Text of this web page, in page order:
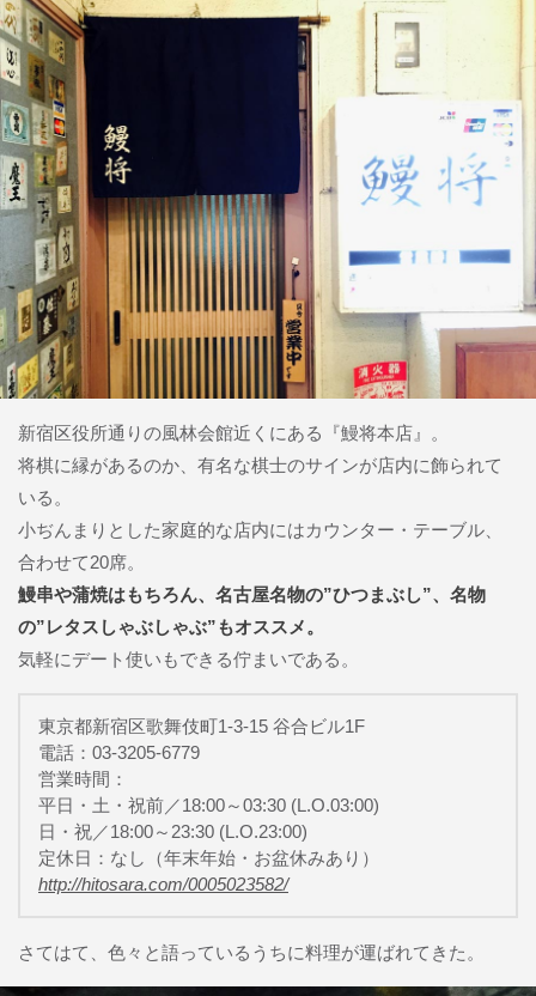
新宿区役所通りの風林会館近くにある『鰻将本店』。
将棋に縁があるのか、有名な棋士のサインが店内に飾られて
いる。
小ぢんまりとした家庭的な店内にはカウンター・テーブル、
合わせて20席。
鰻串や蒲焼はもちろん、名古屋名物の”ひつまぶし”、名物
の”レタスしゃぶしゃぶ”もオススメ。
気軽にデート使いもできる佇まいである。
東京都新宿区歌舞伎町1-3-15 谷合ビル1F
電話：03-3205-6779
営業時間：
平日・土・祝前／18:00～03:30 (L.O.03:00)
日・祝／18:00～23:30 (L.O.23:00)
定休日：なし（年末年始・お盆休みあり）
http://hitosara.com/0005023582/
さてはて、色々と語っているうちに料理が運ばれてきた。